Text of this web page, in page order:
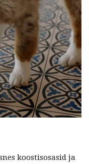
koostisosasid ja